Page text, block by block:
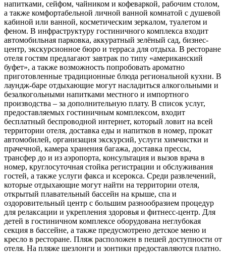
напитками, сейфом, чайником и кофеваркой, рабочим столом,
а также комфортабельной личной ванной комнатой с душевой
кабиной или ванной, косметическим зеркалом, туалетом и
феном. В инфраструктуру гостиничного комплекса входит
автомобильная парковка, аккуратный зелёный сад, бизнес-
центр, экскурсионное бюро и терраса для отдыха. В ресторане
отеля гостям предлагают завтрак по типу «американский
буфет», а также возможность попробовать ароматно
приготовленные традиционные блюда региональной кухни. В
лаундж-баре отдыхающие могут насладиться алкогольными и
безалкогольными напитками местного и импортного
производства – за дополнительную плату. В список услуг,
предоставляемых гостиничным комплексом, входит
бесплатный беспроводной интернет, который ловит на всей
территории отеля, доставка еды и напитков в номер, прокат
автомобилей, организация экскурсий, услуги химчистки и
прачечной, камера хранения багажа, доставка прессы,
трансфер до и из аэропорта, консультация и вызов врача в
номер, круглосуточная стойка регистрации и обслуживания
гостей, а также услуги факса и ксерокса. Среди развлечений,
которые отдыхающие могут найти на территории отеля,
открытый плавательный бассейн на крыше, спа и
оздоровительный центр с большим разнообразием процедур
для релаксации и укрепления здоровья и фитнесс-центр. Для
детей в гостиничном комплексе оборудована неглубокая
секция в бассейне, а также предусмотрено детское меню и
кресло в ресторане. Пляж расположен в пешей доступности от
отеля. На пляже шезлонги и зонтики предоставляются платно.